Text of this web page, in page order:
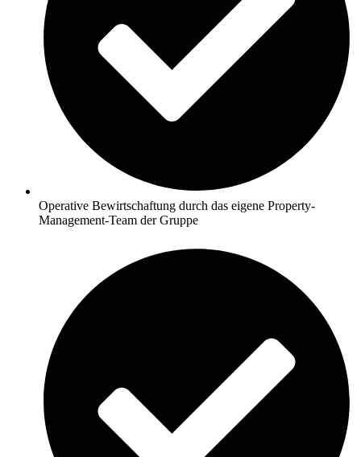
Operative Bewirtschaftung durch das eigene Property-
Management-Team der Gruppe